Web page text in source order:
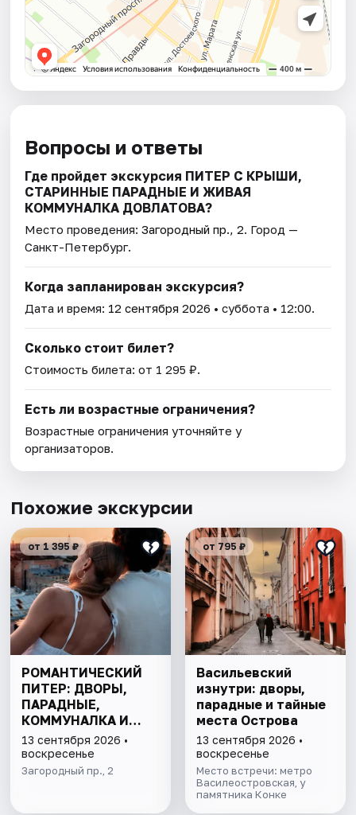
Вопросы и ответы
Где пройдет экскурсия ПИТЕР С КРЫШИ,
СТАРИННЫЕ ПАРАДНЫЕ И ЖИВАЯ
КОММУНАЛКА ДОВЛАТОВА?
Место проведения:Загородный пр., 2. Город —
Санкт-Петербург.
Когда запланирован экскурсия?
Дата и время: 12 сентября 2026 • суббота • 12:00.
Сколько стоит билет?
Стоимость билета: от 1 295 ₽.
Есть ли возрастные ограничения?
Возрастные ограничения уточняйте у
организаторов.
Похожие экскурсии
от 1 395 ₽
РОМАНТИЧЕСКИЙ
ПИТЕР: ДВОРЫ,
ПАРАДНЫЕ,
КОММУНАЛКА И
КРЫША
13 сентября 2026 •
воскресенье
Загородный пр., 2
от 795 ₽
Васильевский
изнутри: дворы,
парадные и тайные
места Острова
13 сентября 2026 •
воскресенье
Место встречи: метро
Василеостровская, у
памятника Конке